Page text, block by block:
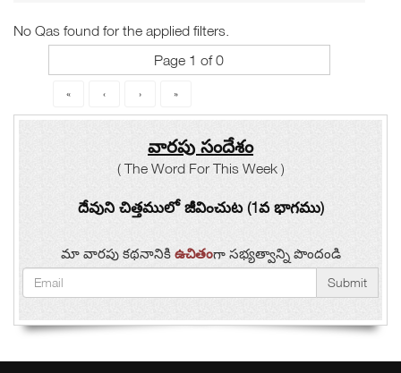
No Qas found for the applied filters.
Page 1 of 0
« ‹ › »
వారపు సందేశం
( The Word For This Week )
దేవుని చిత్తములో జీవించుట (1వ భాగము)
మా వారపు కథనానికి ఉచితంగా సభ్యత్వాన్ని పొందండి
Submit